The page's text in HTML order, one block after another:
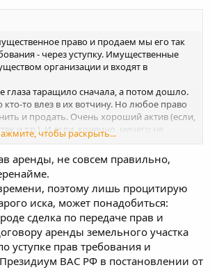
право и продаем мы его так
- через уступку. Имущественные
организации и входят в
глаза таращило сначала, а потом дошло.
кто-то влез в их вотчину. Но любое право
и продать. Очень хороший актив (если,
и т.п.). И если, конечно, ничего не
как нет. Что там Дрейк молчит?
чтобы раскрыть...
аренды, не совсем правильно,
поэтому лишь процитирую
иска, может понадобиться:
сделка по передаче прав и
аренды земельного участка
уступке прав требования и
ВАС РФ в постановлении от